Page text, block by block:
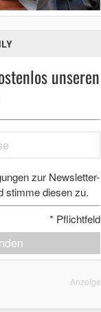
unseren
zur Newsletter-
stimme diesen zu.
* Pflichtfeld
Anzeige